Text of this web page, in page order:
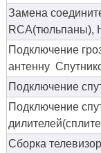
Замена
RCA(тюльпаны),
Подключение
антенну
Подключение
Подключение
Сборка